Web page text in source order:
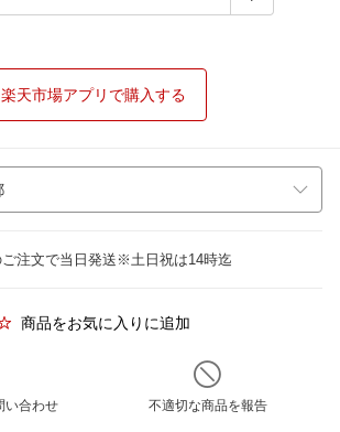
楽天市場アプリで購入する
ご注文で当日発送※土日祝は14時迄
商品をお気に入りに追加
い合わせ 不適切な商品を報告